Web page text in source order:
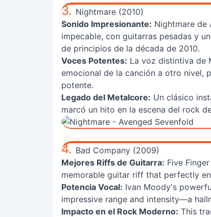
3. Nightmare (2010)
Sonido Impresionante: Nightmare de
impecable, con guitarras pesadas y
de principios de la década de 2010.
Voces Potentes: La voz distintiva de
emocional de la canción a otro nivel,
potente.
Legado del Metalcore: Un clásico
marcó un hito en la escena del rock
4. Bad Company (2009)
Mejores Riffs de Guitarra: Five
memorable guitar riff that perfectly
Potencia Vocal: Ivan Moody's
impressive range and intensity—a
Impacto en el Rock Moderno: This